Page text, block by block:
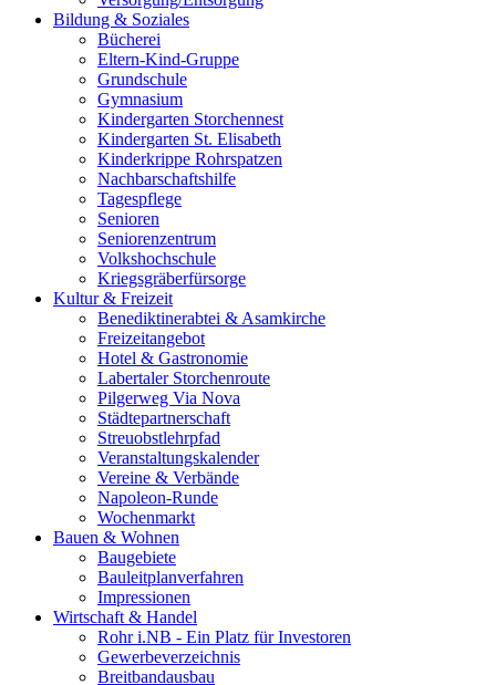
Bildung & Soziales
Bücherei
Eltern-Kind-Gruppe
Grundschule
Gymnasium
Kindergarten Storchennest
Kindergarten St. Elisabeth
Kinderkrippe Rohrspatzen
Nachbarschaftshilfe
Tagespflege
Senioren
Seniorenzentrum
Volkshochschule
Kriegsgräberfürsorge
Kultur & Freizeit
Benediktinerabtei & Asamkirche
Freizeitangebot
Hotel & Gastronomie
Labertaler Storchenroute
Pilgerweg Via Nova
Städtepartnerschaft
Streuobstlehrpfad
Veranstaltungskalender
Vereine & Verbände
Napoleon-Runde
Wochenmarkt
Bauen & Wohnen
Baugebiete
Bauleitplanverfahren
Impressionen
Wirtschaft & Handel
Rohr i.NB - Ein Platz für Investoren
Gewerbeverzeichnis
Breitbandausbau